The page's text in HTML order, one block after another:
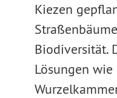
Kiezen
Biodiversität.
Lösungen wie